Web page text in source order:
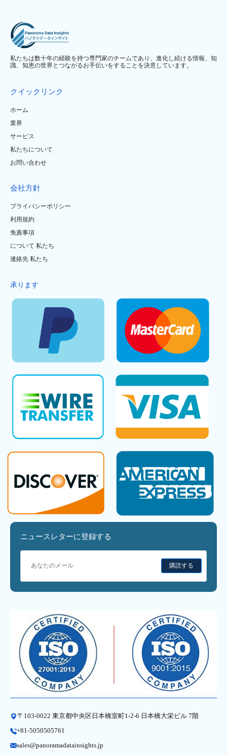
私たちは数十年の経験を持つ専門家のチームであり、進化し続ける情報、知
識、知恵の世界とつながるお手伝いをすることを決意しています。
クイックリンク
ホーム
業界
サービス
私たちについて
お問い合わせ
会社方針
プライバシーポリシー
利用規約
免責事項
について 私たち
連絡先 私たち
承ります
ニュースレターに登録する
購読する
〒103-0022 東京都中央区日本橋室町1-2-6 日本橋大栄ビル 7階
+81-5050505761
sales@panoramadatainsights.jp